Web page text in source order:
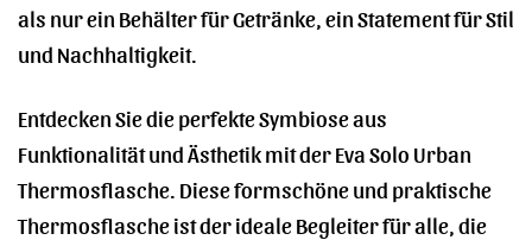
als nur ein Behälter für Getränke, ein Statement für Stil
und Nachhaltigkeit.
Entdecken Sie die perfekte Symbiose aus
Funktionalität und Ästhetik mit der Eva Solo Urban
Thermosflasche. Diese formschöne und praktische
Thermosflasche ist der ideale Begleiter für alle, die